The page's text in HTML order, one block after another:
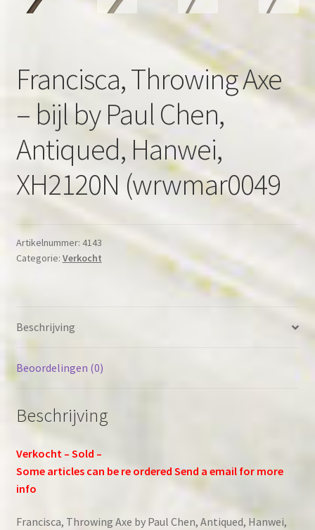
Francisca, Throwing Axe
– bijl by Paul Chen,
Antiqued, Hanwei,
XH2120N (wrwmar0049
Artikelnummer: 4143
Categorie: Verkocht
Beschrijving
Beoordelingen (0)
Beschrijving
Verkocht – Sold –
Some articles can be re ordered Send a email for more
info
Francisca, Throwing Axe by Paul Chen, Antiqued, Hanwei,